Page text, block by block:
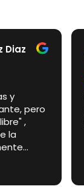
Diaz
y
pero
,
la
y en
donde te